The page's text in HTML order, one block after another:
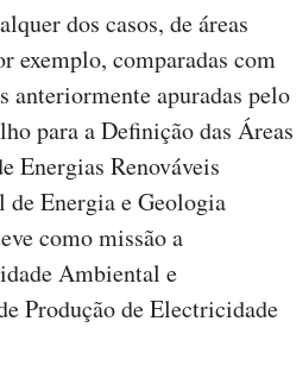
dos casos, de áreas
exemplo, comparadas com
anteriormente apuradas pelo
para a Definição das Áreas
Energias Renováveis
Energia e Geologia
como missão a
Ambiental e
Produção de Electricidade